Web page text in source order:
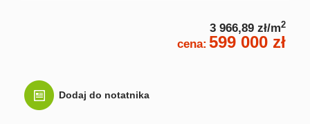
3 966,89 zł/m2
cena: 599 000 zł
Dodaj do notatnika